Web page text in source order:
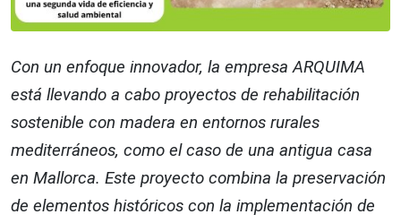
Con un enfoque innovador, la empresa ARQUIMA
está llevando a cabo proyectos de rehabilitación
sostenible con madera en entornos rurales
mediterráneos, como el caso de una antigua casa
en Mallorca. Este proyecto combina la preservación
de elementos históricos con la implementación de